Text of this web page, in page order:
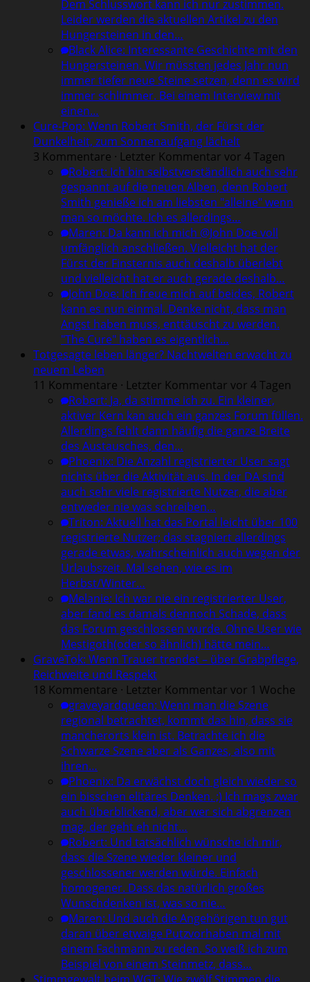
Dem Schlusswort kann ich nur zustimmen.
Leider werden die aktuellen Artikel zu den
Hungersteinen in den…
Black Alice: Interessante Geschichte mit den
Hungersteinen. Wir müssten jedes Jahr nun
immer tiefer neue Steine setzen, denn es wird
immer schlimmer. Bei einem Interview mit
einen…
Cure-Pop: Wenn Robert Smith, der Fürst der
Dunkelheit, zum Sonnenaufgang lächelt
3 Kommentare · Letzter Kommentar vor 4 Tagen
Robert: Ich bin selbstverständlich auch sehr
gespannt auf die neuen Alben, denn Robert
Smith genieße ich am liebsten "alleine" wenn
man so möchte. Ich es allerdings…
Maren: Da kann ich mich @John Doe voll
umfänglich anschließen. Vielleicht hat der
Fürst der Finsternis auch deshalb überlebt
und vielleicht hat er auch gerade deshalb…
John Doe: Ich freue mich auf beides, Robert
kann es nun einmal. Denke nicht, dass man
Angst haben muss, enttäuscht zu werden.
"The Cure" haben es eigentlich…
Totgesagte leben länger? Nachtwelten erwacht zu
neuem Leben
11 Kommentare · Letzter Kommentar vor 4 Tagen
Robert: Ja, da stimme ich zu. Ein kleiner,
aktiver Kern kan auch ein ganzes Forum füllen.
Allerdings fehlt dann häufig die ganze Breite
des Austausches, den…
Phoenix: Die Anzahl registrierter User sagt
nichts über die Aktivität aus. In der DA sind
auch sehr viele registrierte Nutzer, die aber
entweder nie was schreiben…
Triton: Aktuell hat das Portal leicht über 100
registrierte Nutzer; das stagniert allerdings
gerade etwas, wahrscheinlich auch wegen der
Urlaubszeit. Mal sehen, wie es im
Herbst/Winter…
Melanie: Ich war nie ein registrierter User,
aber fand es damals dennoch Schade, dass
das Forum geschlossen wurde. Ohne User wie
Mestigoth(oder so ähnlich) hätte mein…
GraveTok: Wenn Trauer trendet – über Grabpflege,
Reichweite und Respekt
18 Kommentare · Letzter Kommentar vor 1 Woche
graveyardqueen: Wenn man die Szene
regional betrachtet, kommt das hin, dass sie
mancherorts klein ist. Betrachte ich die
Schwarze Szene aber als Ganzes, also mit
ihren…
Phoenix: Da erwächst doch gleich wieder so
ein bisschen elitäres Denken. ;) Ich mags zwar
auch überblickend, aber wer sich abgrenzen
mag, der geht eh nicht…
Robert: Und tatsächlich wünsche ich mir,
dass die Szene wieder kleiner und
geschlossener werden würde. Einfach
homogener. Dass das natürlich großes
Wunschdenken ist, was so nie…
Maren: Und auch die Angehörigen tun gut
daran über etwaige Putzvorhaben mal mit
einem Fachmann zu reden. So weiß ich zum
Beispiel von einem Steinmetz, dass…